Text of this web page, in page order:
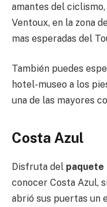
amantes del
Ventoux, en la zona
mas esperadas del
También puedes
hotel-museo a los
una de las mayores
Costa Azul
Disfruta del paquete
conocer Costa Azul,
abrió sus puertas un